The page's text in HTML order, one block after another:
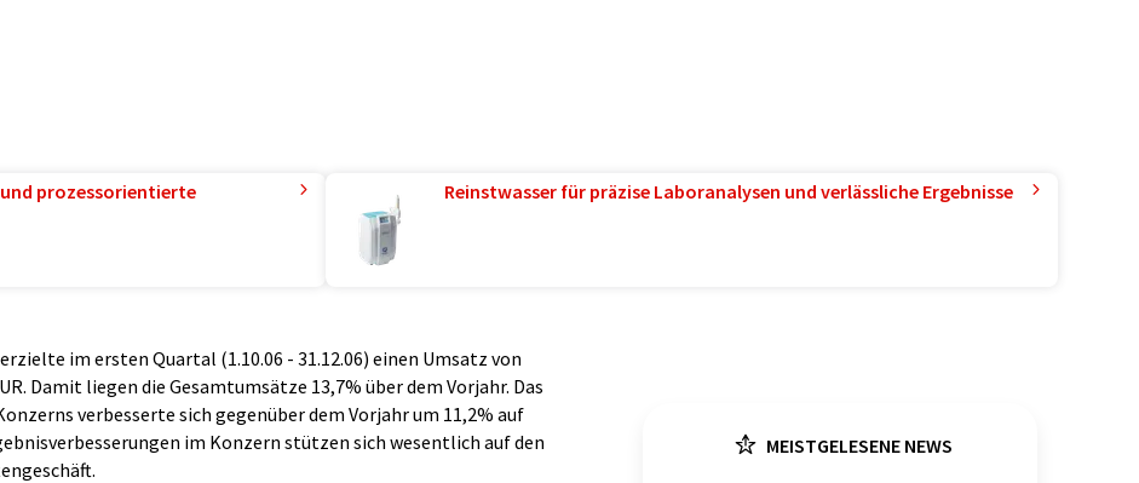
prozessorientierte
Reinstwasser für präzise Laboranalysen und verlässliche Ergebnisse
im ersten Quartal (1.10.06 - 31.12.06) einen Umsatz von
Damit liegen die Gesamtumsätze 13,7% über dem Vorjahr. Das
verbesserte sich gegenüber dem Vorjahr um 11,2% auf
im Konzern stützen sich wesentlich auf den
MEISTGELESENE NEWS